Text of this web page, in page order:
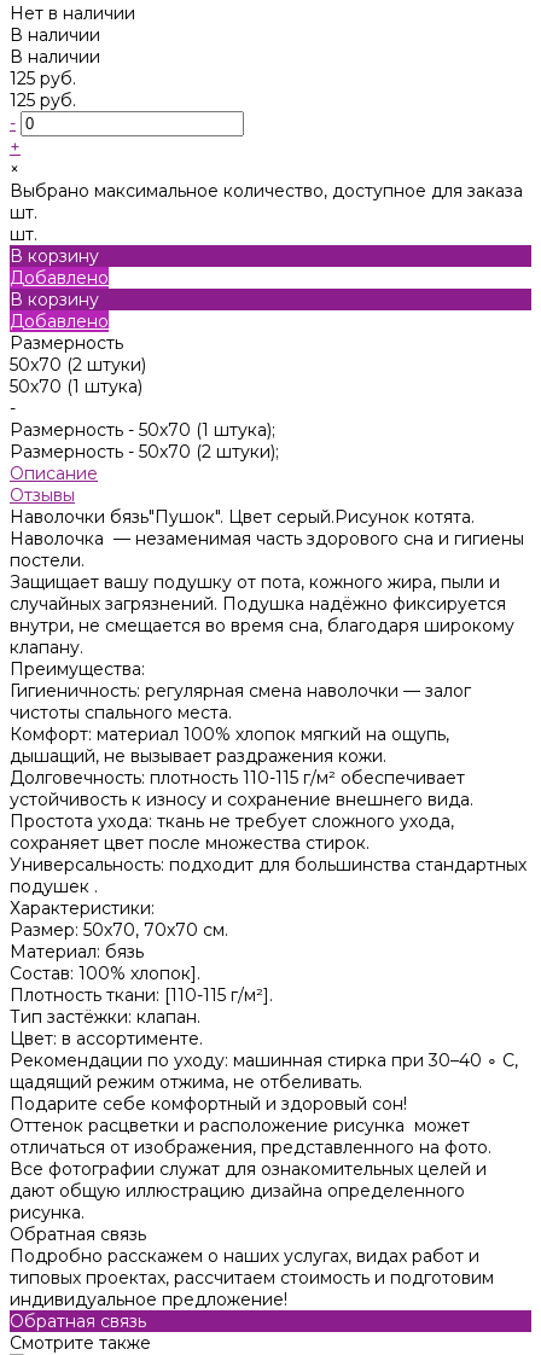
Нет в наличии
В наличии
В наличии
125 руб.
125 руб.
-
+
×
Выбрано максимальное количество, доступное для заказа
шт.
шт.
В корзину
Добавлено
В корзину
Добавлено
Размерность
50x70 (2 штуки)
50х70 (1 штука)
-
Размерность - 50х70 (1 штука);
Размерность - 50x70 (2 штуки);
Описание
Отзывы
Наволочки бязь"Пушок". Цвет серый.Рисунок котята.
Наволочка — незаменимая часть здорового сна и гигиены
постели.
Защищает вашу подушку от пота, кожного жира, пыли и
случайных загрязнений. Подушка надёжно фиксируется
внутри, не смещается во время сна, благодаря широкому
клапану.
Преимущества:
Гигиеничность: регулярная смена наволочки — залог
чистоты спального места.
Комфорт: материал 100% хлопок мягкий на ощупь,
дышащий, не вызывает раздражения кожи.
Долговечность: плотность 110-115 г/м² обеспечивает
устойчивость к износу и сохранение внешнего вида.
Простота ухода: ткань не требует сложного ухода,
сохраняет цвет после множества стирок.
Универсальность: подходит для большинства стандартных
подушек .
Характеристики:
Размер: 50х70, 70х70 см.
Материал: бязь
Состав: 100% хлопок].
Плотность ткани: [110-115 г/м²].
Тип застёжки: клапан.
Цвет: в ассортименте.
Рекомендации по уходу: машинная стирка при 30–40 ∘ C,
щадящий режим отжима, не отбеливать.
Подарите себе комфортный и здоровый сон!
Оттенок расцветки и расположение рисунка может
отличаться от изображения, представленного на фото.
Все фотографии служат для ознакомительных целей и
дают общую иллюстрацию дизайна определенного
рисунка.
Обратная связь
Подробно расскажем о наших услугах, видах работ и
типовых проектах, рассчитаем стоимость и подготовим
индивидуальное предложение!
Обратная связь
Смотрите также